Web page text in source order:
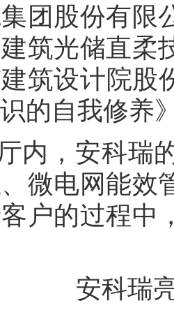
团股份有限
筑光储直柔
筑设计院股
的自我修养
，安科瑞的
微电网能效
户的过程中